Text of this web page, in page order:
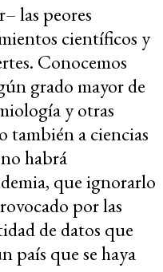
las peores
científicos y
Conocemos
grado mayor de
y otras
también a ciencias
habrá
que ignorarlo
por las
de datos que
país que se haya